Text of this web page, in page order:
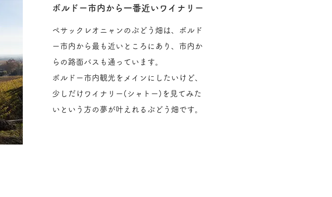
ボルドー市内から一番近いワイナリー
ペサックレオニャンのぶどう畑は、ボルド
ー市内から最も近いところにあり、市内か
らの路面バスも通っています。
ボルドー市内観光をメインにしたいけど、
少しだけワイナリー(シャトー)を見てみた
いという方の夢が叶えれるぶどう畑です。